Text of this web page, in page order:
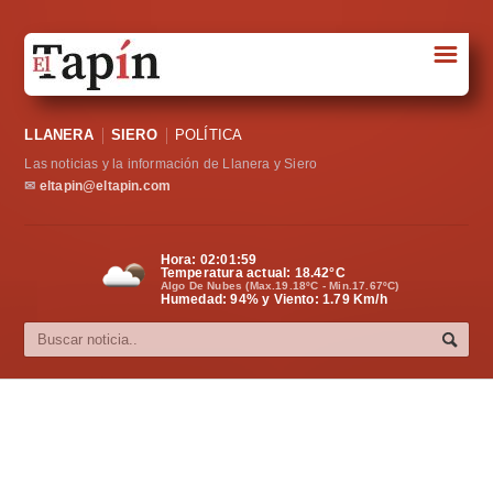
Sociedad
Política
Cultura
☰
LLANERA SIERO POLÍTICA
Las noticias y la información de Llanera y Siero
✉ eltapin@eltapin.com
Hora: 02:02:00
Temperatura actual: 18.42°C
Algo De Nubes (Max.19.18ºC - Min.17.67ºC)
Humedad: 94% y Viento: 1.79 Km/h